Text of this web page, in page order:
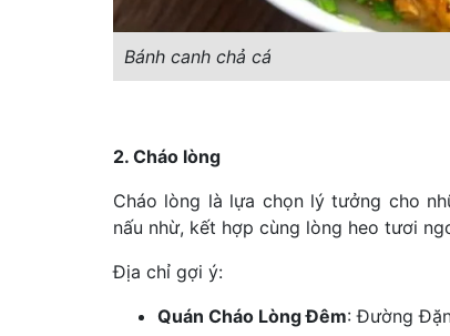
Bánh canh chả cá
2. Cháo lòng
Cháo lòng là lựa chọn lý tưởng cho
nấu nhừ, kết hợp cùng lòng heo tươi
Địa chỉ gợi ý:
Quán Cháo Lòng Đêm: Đường